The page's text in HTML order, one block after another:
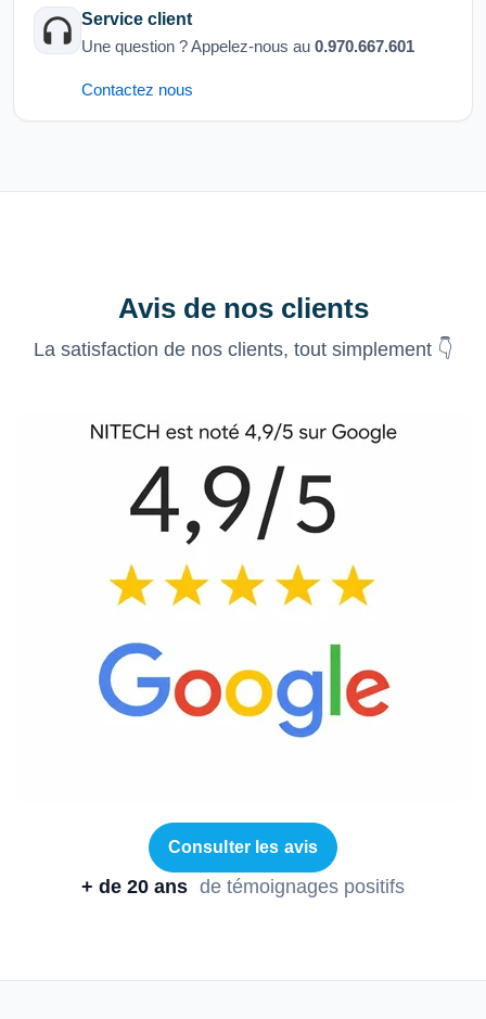
Service client
Une question ? Appelez-nous au 0.970.667.601
Contactez nous
Avis de nos clients
La satisfaction de nos clients, tout simplement 👇
Consulter les avis
+ de 20 ans de témoignages positifs